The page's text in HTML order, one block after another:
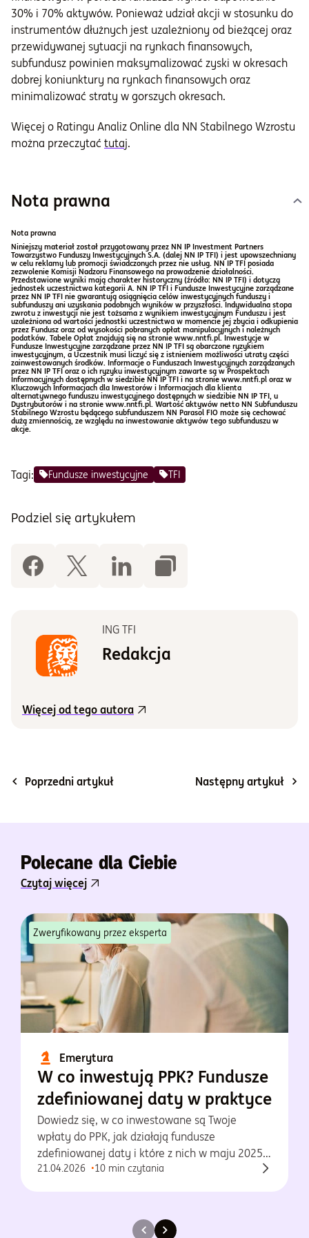
30% i 70% aktywów. Ponieważ udział akcji w stosunku do
instrumentów dłużnych jest uzależniony od bieżącej oraz
przewidywanej sytuacji na rynkach finansowych,
subfundusz powinien maksymalizować zyski w okresach
dobrej koniunktury na rynkach finansowych oraz
minimalizować straty w gorszych okresach.
Więcej o Ratingu Analiz Online dla NN Stabilnego Wzrostu
można przeczytać tutaj.
Nota prawna
Nota prawna
Niniejszy materiał został przygotowany przez NN IP Investment Partners
Towarzystwo Funduszy Inwestycyjnych S.A. (dalej NN IP TFI) i jest upowszechniany
w celu reklamy lub promocji świadczonych przez nie usług. NN IP TFI posiada
zezwolenie Komisji Nadzoru Finansowego na prowadzenie działalności.
Przedstawione wyniki mają charakter historyczny (źródło: NN IP TFI) i dotyczą
jednostek uczestnictwa kategorii A. NN IP TFI i Fundusze Inwestycyjne zarządzane
przez NN IP TFI nie gwarantują osiągnięcia celów inwestycyjnych funduszy i
subfunduszy ani uzyskania podobnych wyników w przyszłości. Indywidualna stopa
zwrotu z inwestycji nie jest tożsama z wynikiem inwestycyjnym Funduszu i jest
uzależniona od wartości jednostki uczestnictwa w momencie jej zbycia i odkupienia
przez Fundusz oraz od wysokości pobranych opłat manipulacyjnych i należnych
podatków. Tabele Opłat znajdują się na stronie www.nntfi.pl. Inwestycje w
Fundusze Inwestycyjne zarządzane przez NN IP TFI są obarczone ryzykiem
inwestycyjnym, a Uczestnik musi liczyć się z istnieniem możliwości utraty części
zainwestowanych środków. Informacje o Funduszach Inwestycyjnych zarządzanych
przez NN IP TFI oraz o ich ryzyku inwestycyjnym zawarte są w Prospektach
Informacyjnych dostępnych w siedzibie NN IP TFI i na stronie www.nntfi.pl oraz w
Kluczowych Informacjach dla Inwestorów i Informacjach dla klienta
alternatywnego funduszu inwestycyjnego dostępnych w siedzibie NN IP TFI, u
Dystrybutorów i na stronie www.nntfi.pl. Wartość aktywów netto NN Subfunduszu
Stabilnego Wzrostu będącego subfunduszem NN Parasol FIO może się cechować
dużą zmiennością, ze względu na inwestowanie aktywów tego subfunduszu w
akcje.
Tagi: Fundusze inwestycyjne TFI
Podziel się artykułem
ING TFI
Redakcja
Więcej od tego autora
Poprzedni artykuł Następny artykuł
Polecane dla Ciebie
Czytaj więcej
Zweryfikowany przez eksperta
Emerytura
W co inwestują PPK? Fundusze
zdefiniowanej daty w praktyce
Dowiedz się, w co inwestowane są Twoje
wpłaty do PPK, jak działają fundusze
zdefiniowanej daty i które z nich w maju 2025
osiągnęły najlepsze wyniki.
21.04.2026 10 min czytania